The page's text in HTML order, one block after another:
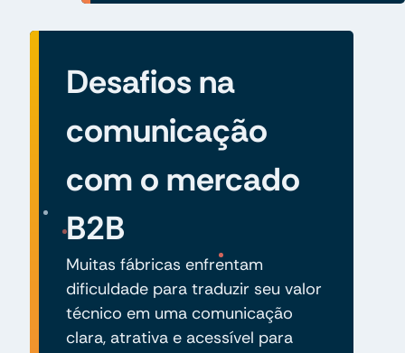
Desafios na
comunicação
com o mercado
B2B
Muitas fábricas enfrentam
dificuldade para traduzir seu valor
técnico em uma comunicação
clara, atrativa e acessível para